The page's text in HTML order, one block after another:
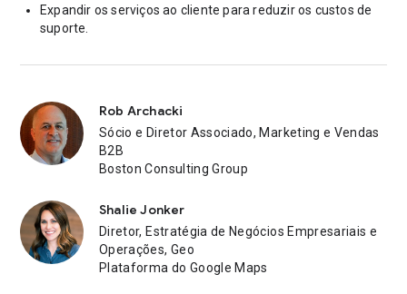
Expandir os serviços ao cliente para reduzir os custos de
suporte.
Rob Archacki
Sócio e Diretor Associado, Marketing e Vendas
B2B
Boston Consulting Group
Shalie Jonker
Diretor, Estratégia de Negócios Empresariais e
Operações, Geo
Plataforma do Google Maps